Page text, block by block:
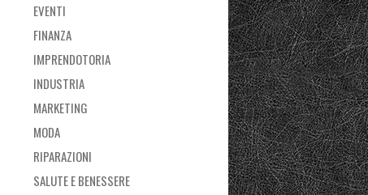
EVENTI
FINANZA
IMPRENDOTORIA
INDUSTRIA
MARKETING
MODA
RIPARAZIONI
SALUTE E BENESSERE